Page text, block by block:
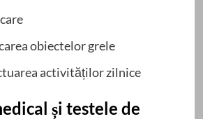
obiectelor grele
activităților zilnice
și testele de